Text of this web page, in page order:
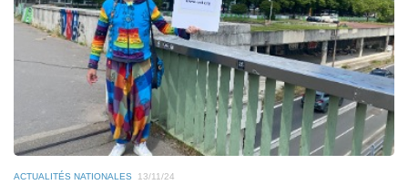
ACTUALITÉS NATIONALES 13/11/24